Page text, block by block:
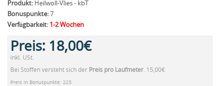
Produkt: Heilwoll-Vlies - kbT
Bonuspunkte:7
Verfügbarkeit: 1-2 Wochen
Preis: 18,00€
inkl. USt.
Bei Stoffen versteht sich der Preis pro Laufmeter. 15,00€
Preis in Bonuspunkte: 225